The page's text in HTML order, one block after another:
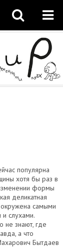
популярна
хотя бы раз в
формы
деликатная
окружена самыми
слухами.
не знают, где
а что
Бытдаев